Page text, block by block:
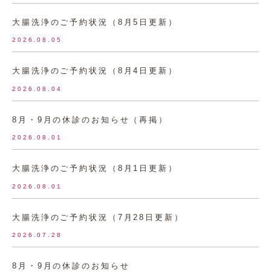
大腸洗浄のご予約状況（8月5日更新）
2026.08.05
大腸洗浄のご予約状況（8月4日更新）
2026.08.04
8月・9月の休診のお知らせ（再掲）
2026.08.01
大腸洗浄のご予約状況（8月1日更新）
2026.08.01
大腸洗浄のご予約状況（7月28日更新）
2026.07.28
8月・9月の休診のお知らせ